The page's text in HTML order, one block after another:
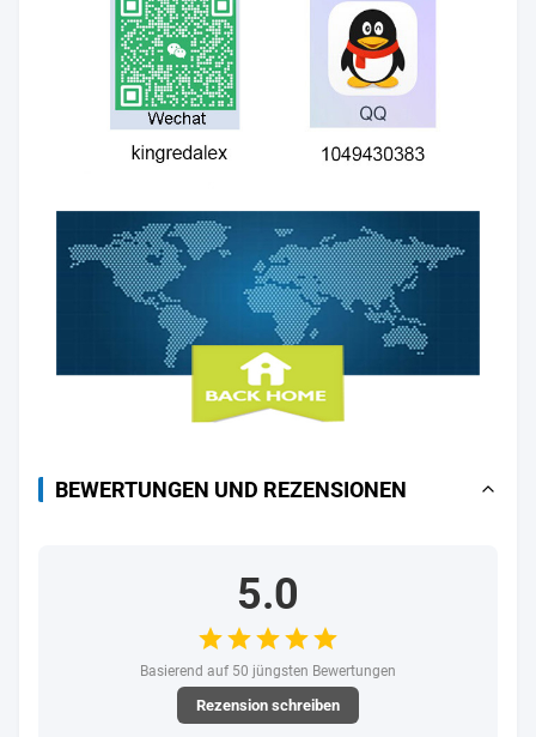
BEWERTUNGEN UND REZENSIONEN
5.0
Basierend auf 50 jüngsten Bewertungen
Rezension schreiben